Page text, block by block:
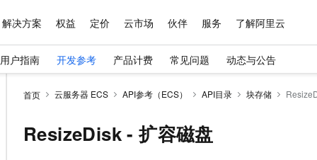
解决方案 权益 定价 云市场 伙伴 服务 了解阿里云
用户指南 开发参考 产品计费 常见问题 动态与公告
首页 云服务器 ECS API参考（ECS） API目录 块存储
ResizeDisk - 扩容磁盘
千问AI平台
精选产品
提供智能易用的域名与建站服务
精选解决方案
上传文档即自动完成翻译和格式还原
普惠上云
云服务器38元/年起，超值低价云产品抢先购
AI 特惠
至高享 1亿+免费 tokens，加速 Al
产品定价
了解云产品的定价详情
云上成本管理
价格计算器
自助选配和估算价格
价格优势
精选商城
多端小程序
数据与 API
手机三要素
成为销售伙伴
咨询伙伴
成为产品伙伴
产品生态伙伴
售前咨询 企业增值服务
专家技术服务
为什么选择阿里云
技术领先
最佳实践
云上奥运之旅